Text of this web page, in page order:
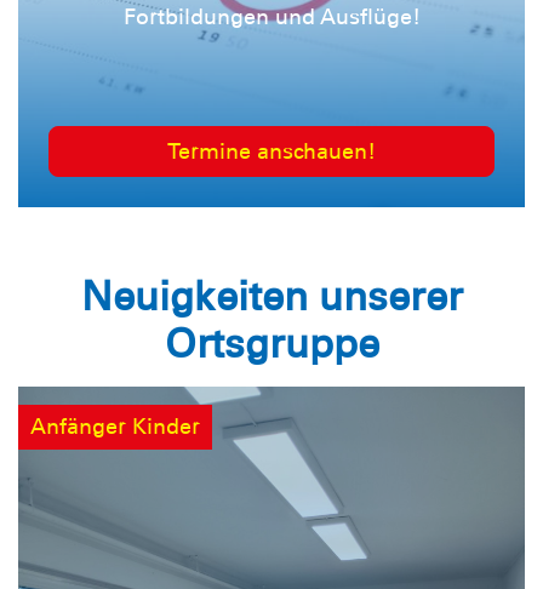
Fortbildungen und Ausflüge!
Termine anschauen!
Neuigkeiten unserer
Ortsgruppe
Anfänger Kinder